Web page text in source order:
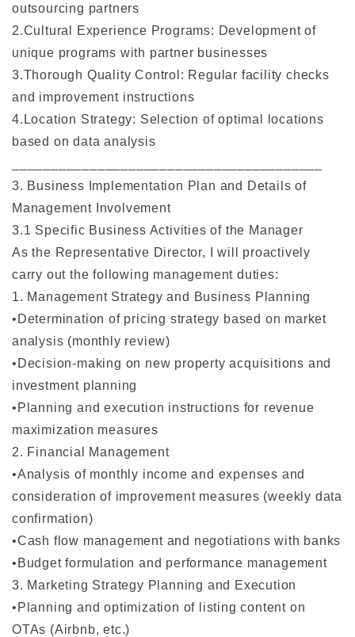
outsourcing partners
2.Cultural Experience Programs: Development of
unique programs with partner businesses
3.Thorough Quality Control: Regular facility checks
and improvement instructions
4.Location Strategy: Selection of optimal locations
based on data analysis
3. Business Implementation Plan and Details of
Management Involvement
3.1 Specific Business Activities of the Manager
As the Representative Director, I will proactively
carry out the following management duties:
1. Management Strategy and Business Planning
•Determination of pricing strategy based on market
analysis (monthly review)
•Decision-making on new property acquisitions and
investment planning
•Planning and execution instructions for revenue
maximization measures
2. Financial Management
•Analysis of monthly income and expenses and
consideration of improvement measures (weekly data
confirmation)
•Cash flow management and negotiations with banks
•Budget formulation and performance management
3. Marketing Strategy Planning and Execution
•Planning and optimization of listing content on
OTAs (Airbnb, etc.)